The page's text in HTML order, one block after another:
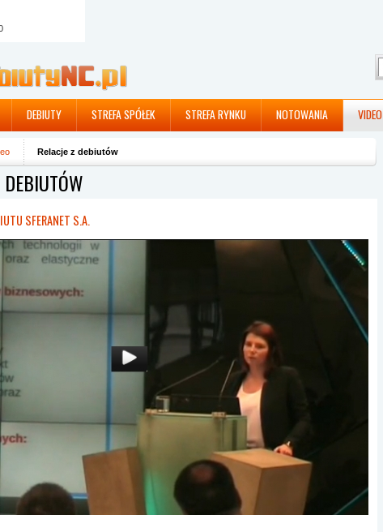
DEBIUTY STREFA SPÓŁEK STREFA RYNKU NOTOWANIA VIDEO
Relacje z debiutów
DEBIUTÓW
SFERANET S.A.